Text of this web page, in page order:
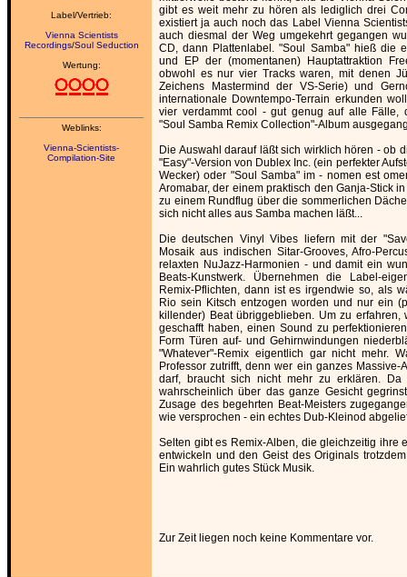
Label/Vertrieb:
Vienna Scientists
Recordings/Soul Seduction
Wertung:
Weblinks:
Vienna-Scientists-
Compilation-Site
gibt es weit mehr zu hören als lediglich drei
existiert ja auch noch das Label Vienna
auch diesmal der Weg umgekehrt gegangen
CD, dann Plattenlabel. "Soul Samba" hieß die
und EP der (momentanen) Hauptattraktion
obwohl es nur vier Tracks waren, mit denen
Zeichens Mastermind der VS-Serie) und
internationale Downtempo-Terrain erkunden
vier verdammt cool - gut genug auf alle Fälle,
"Soul Samba Remix Collection"-Album
Die Auswahl darauf läßt sich wirklich hören - ob
"Easy"-Version von Dublex Inc. (ein perfekter
Wecker) oder "Soul Samba" im - nomen est
Aromabar, der einem praktisch den Ganja-Stick
zu einem Rundflug über die sommerlichen
sich nicht alles aus Samba machen läßt...
Die deutschen Vinyl Vibes liefern mit der
Mosaik aus indischen Sitar-Grooves, Afro-
relaxten NuJazz-Harmonien - und damit ein
Beats-Kunstwerk. Übernehmen die Label-
Remix-Pflichten, dann ist es irgendwie so, als
Rio sein Kitsch entzogen worden und nur ein
killender) Beat übriggeblieben. Um zu erfahren,
geschafft haben, einen Sound zu
Form Türen auf- und Gehirnwindungen
"Whatever"-Remix eigentlich gar nicht mehr.
Professor zutrifft, denn wer ein ganzes Massive-
darf, braucht sich nicht mehr zu erklären. Da
wahrscheinlich über das ganze Gesicht
Zusage des begehrten Beat-Meisters
wie versprochen - ein echtes Dub-Kleinod
Selten gibt es Remix-Alben, die gleichzeitig ihre
entwickeln und den Geist des Originals
Ein wahrlich gutes Stück Musik.
Zur Zeit liegen noch keine Kommentare vor.